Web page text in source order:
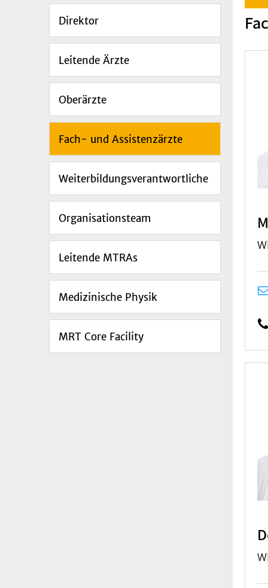
Direktor
Leitende Ärzte
Oberärzte
Fach- und Assistenzärzte
Weiterbildungsverantwortliche
Organisationsteam
Leitende MTRAs
Medizinische Physik
MRT Core Facility